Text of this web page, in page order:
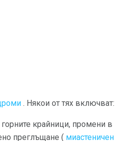
. Някои от тях включват:
крайници, промени в
преглъщане ( миастеничен